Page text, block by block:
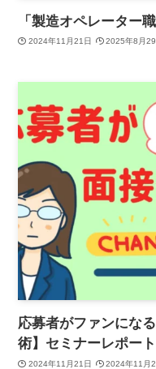
「製造オペレーター
2024年11月21日 2025年8月29
応募者がファンにな
術】セミナーレポート
2024年11月21日 2024年11月